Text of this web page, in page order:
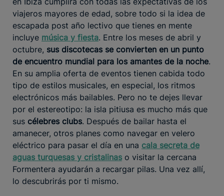
viajeros mayores de edad, sobre todo si la idea de
escapada post año lectivo que tienes en mente
incluye música y fiesta. Entre los meses de abril y
octubre, sus discotecas se convierten en un punto
de encuentro mundial para los amantes de la noche.
En su amplia oferta de eventos tienen cabida todo
tipo de estilos musicales, en especial, los ritmos
electrónicos más bailables. Pero no te dejes llevar
por el estereotipo: la isla pitiusa es mucho más que
sus célebres clubs. Después de bailar hasta el
amanecer, otros planes como navegar en velero
eléctrico para pasar el día en una cala secreta de
aguas turquesas y cristalinas o visitar la cercana
Formentera ayudarán a recargar pilas. Una vez allí,
lo descubrirás por ti mismo.